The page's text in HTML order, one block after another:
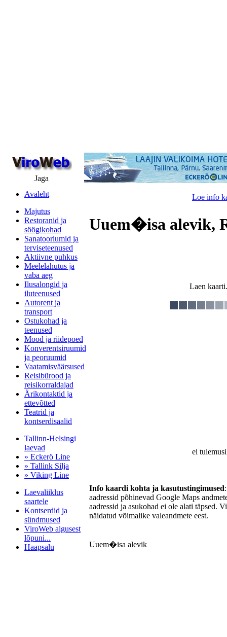
Jaga
Avaleht
Majutus
Restoranid ja
söögikohad
Sanatooriumid ja
terviseteenused
Aktiivne puhkus
Meelelahutus ja
vaba aeg
Ilusalongid ja
iluteenused
Autorent ja
transport
Ostukohad ja
teenused
Mood ja riidepoed
Konverentsiruumid
ja peoruumid
Vaatamisväärsused
Reisibürood ja
reisikorraldajad
Ärikontaktid ja
ettevõtted
Teatrid ja
kontserdisaalid
Tallinn-Helsingi
laevad
» Eckerö Line
» Tallink Silja
» Viking Line
Laevaliiklus
saartele
Kontserdid ja
sündmused
ViroWeb algusest
lõpuni...
Haapsalu
Loe info
Uuem�isa alevik,
Laen
ei
Info kaardi kohta ja kasutustingimused
aadressid põhinevad Google Maps
aadressid ja asukohad ei ole alati täpsed.
näidatud võimalike valeandmete eest.
Uuem�isa alevik